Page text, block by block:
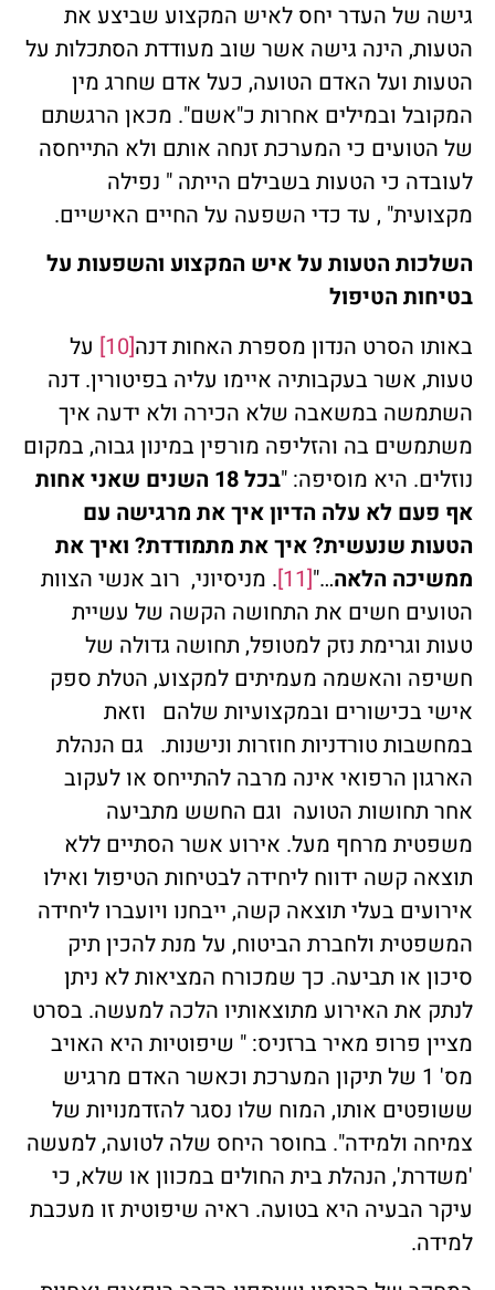
גישה של העדר יחס לאיש המקצוע שביצע את
הטעות, הינה גישה אשר שוב מעודדת הסתכלות על
הטעות ועל האדם הטועה, כעל אדם שחרג מין
המקובל ובמילים אחרות כ"אשם". מכאן הרגשתם
של הטועים כי המערכת זנחה אותם ולא התייחסה
לעובדה כי הטעות בשבילם הייתה " נפילה
מקצועית" , עד כדי השפעה על החיים האישיים.
השלכות הטעות על איש המקצוע והשפעות על
בטיחות הטיפול
באותו הסרט הנדון מספרת האחות דנה[10]
על
טעות, אשר בעקבותיה איימו עליה בפיטורין. דנה
השתמשה במשאבה שלא הכירה ולא ידעה איך
משתמשים בה והזליפה מורפין במינון גבוה, במקום
נוזלים. היא מוסיפה: "
בכל 18 השנים שאני אחות
אף פעם לא עלה הדיון איך את מרגישה עם
הטעות שנעשית? איך את מתמודדת? ואיך את
ממשיכה הלאה…"
[11]
. מניסיוני, רוב אנשי הצוות
הטועים חשים את התחושה הקשה של עשיית
טעות וגרימת נזק למטופל, תחושה גדולה של
חשיפה והאשמה מעמיתים למקצוע, הטלת ספק
אישי בכישורים ובמקצועיות שלהם וזאת
במחשבות טורדניות חוזרות ונישנות. גם הנהלת
הארגון הרפואי אינה מרבה להתייחס או לעקוב
אחר תחושות הטועה וגם החשש מתביעה
משפטית מרחף מעל. אירוע אשר הסתיים ללא
תוצאה קשה ידווח ליחידה לבטיחות הטיפול ואילו
אירועים בעלי תוצאה קשה, ייבחנו ויועברו ליחידה
המשפטית ולחברת הביטוח, על מנת להכין תיק
סיכון או תביעה. כך שמכורח המציאות לא ניתן
לנתק את האירוע מתוצאותיו הלכה למעשה. בסרט
מציין פרופ מאיר ברזניס: " שיפוטיות היא האויב
מס' 1 של תיקון המערכת וכאשר האדם מרגיש
ששופטים אותו, המוח שלו נסגר להזדמנויות של
צמיחה ולמידה". בחוסר היחס שלה לטועה, למעשה
'משדרת', הנהלת בית החולים במכוון או שלא, כי
עיקר הבעיה היא בטועה. ראיה שיפוטית זו מעכבת
למידה.